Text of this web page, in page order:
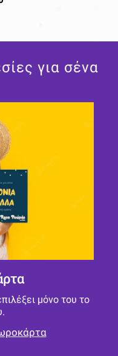
για σένα
μόνο του το